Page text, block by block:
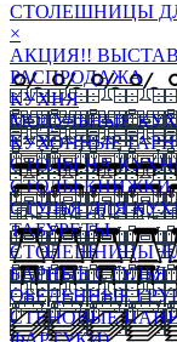
СТОЛЕШНИЦЫ
×
АКЦИЯ!!
РАСПРОДАЖА
КУХНЯ
МОДУЛЬНЫЕ
КУХОННЫЕ
СТОЛЫ НА
СТОЛЫ КНИЖКИ
СТУЛЬЯ ДЛЯ
ТАБУРЕТЫ
СТОЛЕШНИЦЫ
БАРНЫЕ СТУЛЬЯ
ОБЕДЕННЫЕ
СТЕНОВЫЕ